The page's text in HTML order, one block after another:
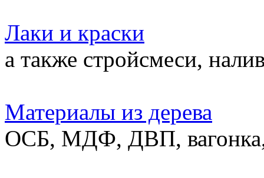
Лаки и краски
а также стройсмеси,
Материалы из дерева
ОСБ, МДФ, ДВП,